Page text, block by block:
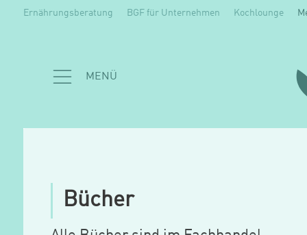
Ernährungsberatung BGF für Unternehmen Kochlounge
MENÜ
Bücher